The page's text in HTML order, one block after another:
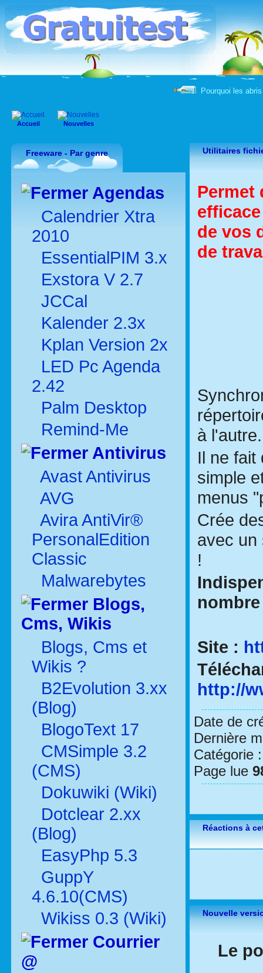
Pourquoi les
Accueil Nouvelles
Freeware - Par genre
Agendas
Calendrier Xtra
2010
EssentialPIM 3.x
Exstora V 2.7
JCCal
Kalender 2.3x
Kplan Version 2x
LED Pc Agenda
2.42
Palm Desktop
Remind-Me
Antivirus
Avast Antivirus
AVG
Avira AntiVir®
PersonalEdition
Classic
Malwarebytes
Blogs,
Cms, Wikis
Blogs, Cms et
Wikis ?
B2Evolution 3.xx
(Blog)
BlogoText 17
CMSimple 3.2
(CMS)
Dokuwiki (Wiki)
Dotclear 2.xx
(Blog)
EasyPhp 5.3
GuppY
4.6.10(CMS)
Wikiss 0.3 (Wiki)
Courrier
@
Utilitaires
Permet
de vos
de
à l'autre.
Il ne fait
simple
menus
Crée
avec un
!
Site :
http://
Date de
Dernière
Catégorie
Page lue
Réactions à
Nouvelle
Le